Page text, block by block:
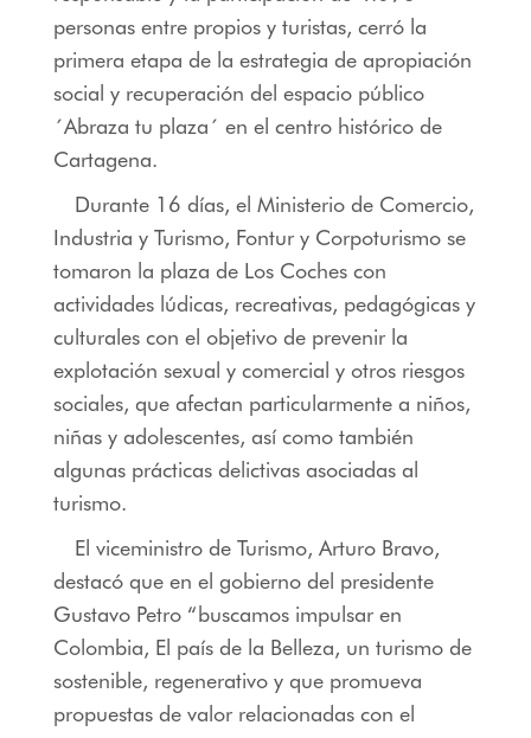
personas entre propios y turistas, cerró la
primera etapa de la estrategia de apropiación
social y recuperación del espacio público
´Abraza tu plaza´ en el centro histórico de
Cartagena.
Durante 16 días, el Ministerio de Comercio,
Industria y Turismo, Fontur y Corpoturismo se
tomaron la plaza de Los Coches con
actividades lúdicas, recreativas, pedagógicas y
culturales con el objetivo de prevenir la
explotación sexual y comercial y otros riesgos
sociales, que afectan particularmente a niños,
niñas y adolescentes, así como también
algunas prácticas delictivas asociadas al
turismo.
El viceministro de Turismo, Arturo Bravo,
destacó que en el gobierno del presidente
Gustavo Petro “buscamos impulsar en
Colombia, El país de la Belleza, un turismo de
sostenible, regenerativo y que promueva
propuestas de valor relacionadas con el